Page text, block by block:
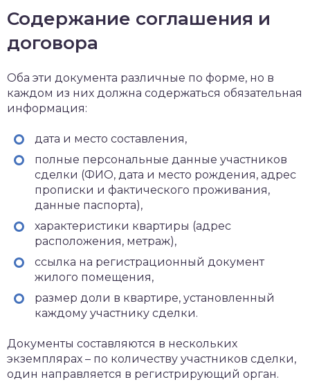
Содержание соглашения и
договора
Оба эти документа различные по форме, но в
каждом из них должна содержаться обязательная
информация:
дата и место составления,
полные персональные данные участников
сделки (ФИО, дата и место рождения, адрес
прописки и фактического проживания,
данные паспорта),
характеристики квартиры (адрес
расположения, метраж),
ссылка на регистрационный документ
жилого помещения,
размер доли в квартире, установленный
каждому участнику сделки.
Документы составляются в нескольких
экземплярах – по количеству участников сделки,
один направляется в регистрирующий орган.